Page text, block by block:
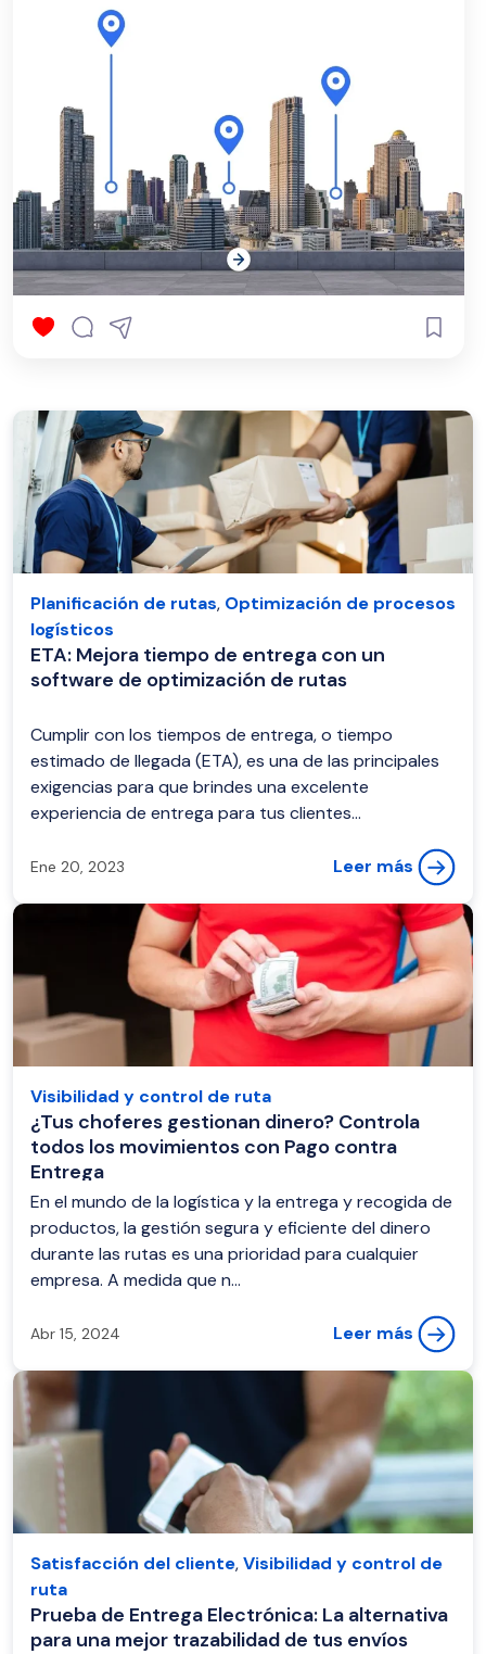
Planificación de rutas, Optimización de procesos
logísticos
ETA: Mejora tiempo de entrega con un
software de optimización de rutas
Cumplir con los tiempos de entrega, o tiempo
estimado de llegada (ETA), es una de las principales
exigencias para que brindes una excelente
experiencia de entrega para tus clientes...
Ene 20, 2023 Leer más
Visibilidad y control de ruta
¿Tus choferes gestionan dinero? Controla
todos los movimientos con Pago contra
Entrega
En el mundo de la logística y la entrega y recogida de
productos, la gestión segura y eficiente del dinero
durante las rutas es una prioridad para cualquier
empresa. A medida que n...
Abr 15, 2024 Leer más
Satisfacción del cliente,Visibilidad y control de
ruta
Prueba de Entrega Electrónica: La alternativa
para una mejor trazabilidad de tus envíos